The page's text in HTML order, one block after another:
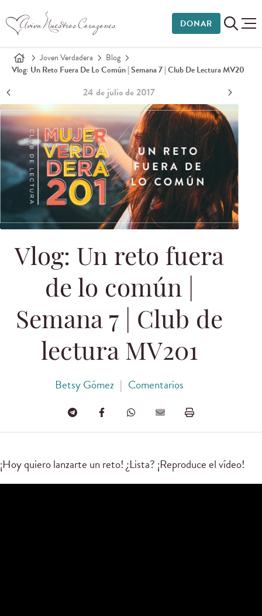
DONAR
Joven Verdadera
Blog
Vlog: Un Reto Fuera De Lo Común | Semana 7 | Club De Lectura MV20
24 de julio de 2017
Vlog: Un reto fuera
de lo común |
Semana 7 | Club de
lectura MV201
Betsy Gómez | Comentarios
¡Hoy quiero lanzarte un reto! ¿Lista? ¡Reproduce el vídeo!